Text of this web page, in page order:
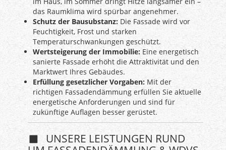
das Raumklima wird spürbar angenehmer.
Schutz der Bausubstanz: Die Fassade wird vor
Feuchtigkeit, Frost und starken
Temperaturschwankungen geschützt.
Wertsteigerung der Immobilie: Eine energetisch
sanierte Fassade erhöht die Attraktivität und den
Marktwert Ihres Gebäudes.
Erfüllung gesetzlicher Vorgaben: Mit der
richtigen Fassadendämmung erfüllen Sie aktuelle
energetische Anforderungen und sind für
zukünftige Auflagen besser gerüstet.
UNSERE LEISTUNGEN RUND